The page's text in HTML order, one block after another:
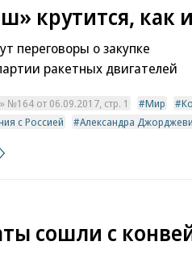
крутится, как
переговоры о закупке
ракетных двигателей
№164 от 06.09.2017, стр. 1 Мир
с Россией Александра
сошли с